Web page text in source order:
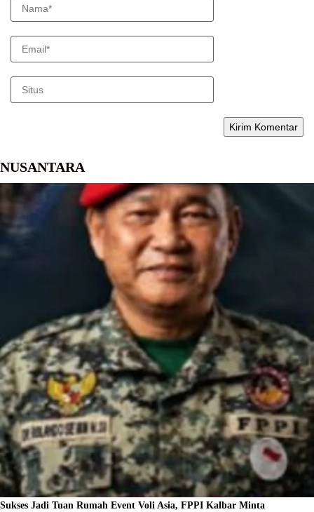
NUSANTARA
Sukses Jadi Tuan Rumah Event Voli Asia, FPPI Kalbar Minta